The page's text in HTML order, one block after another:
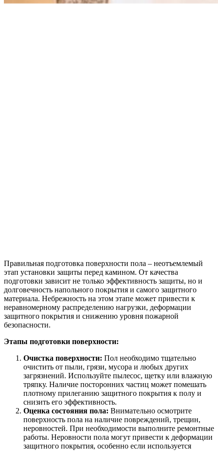
Правильная подготовка поверхности пола – неотъемлемый
этап установки защиты перед камином. От качества
подготовки зависит не только эффективность защиты, но и
долговечность напольного покрытия и самого защитного
материала. Небрежность на этом этапе может привести к
неравномерному распределению нагрузки, деформации
защитного покрытия и снижению уровня пожарной
безопасности.
Этапы подготовки поверхности:
Очистка поверхности: Пол необходимо тщательно
очистить от пыли, грязи, мусора и любых других
загрязнений. Используйте пылесос, щетку или влажную
тряпку. Наличие посторонних частиц может помешать
плотному прилеганию защитного покрытия к полу и
снизить его эффективность.
Оценка состояния пола: Внимательно осмотрите
поверхность пола на наличие повреждений, трещин,
неровностей. При необходимости выполните ремонтные
работы. Неровности пола могут привести к деформации
защитного покрытия, особенно если используется